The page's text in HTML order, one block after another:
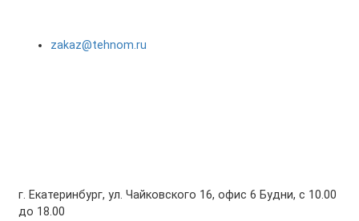
zakaz@tehnom.ru
г. Екатеринбург, ул. Чайковского 16, офис 6 Будни, с 10.00
до 18.00